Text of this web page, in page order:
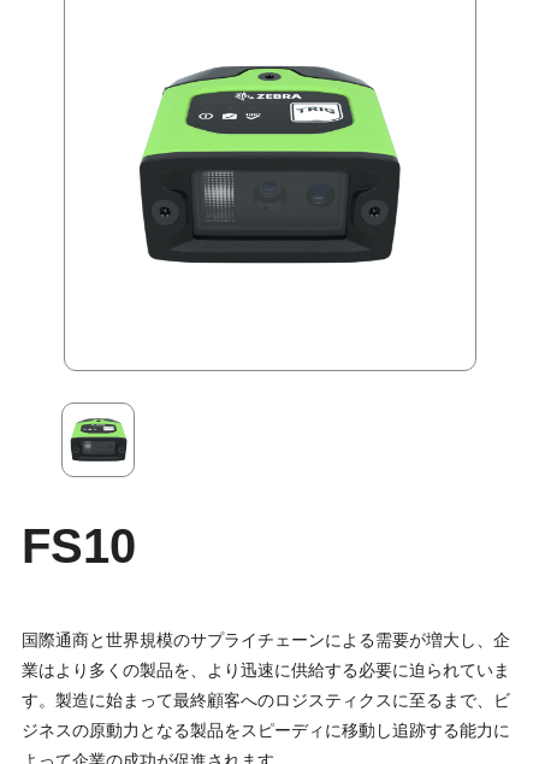
FS10
国際通商と世界規模のサプライチェーンによる需要が増大し、企
業はより多くの製品を、より迅速に供給する必要に迫られていま
す。製造に始まって最終顧客へのロジスティクスに至るまで、ビ
ジネスの原動力となる製品をスピーディに移動し追跡する能力に
よって企業の成功が促進されます。